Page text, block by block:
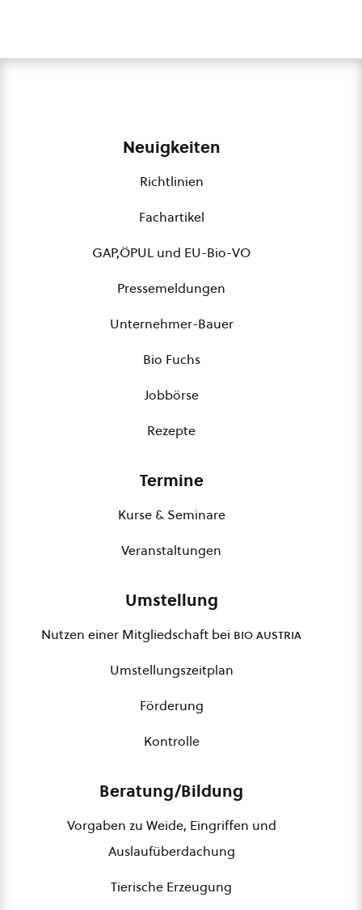
Neuigkeiten
Richtlinien
Fachartikel
GAP,ÖPUL und EU-Bio-VO
Pressemeldungen
Unternehmer-Bauer
Bio Fuchs
Jobbörse
Rezepte
Termine
Kurse & Seminare
Veranstaltungen
Umstellung
Nutzen einer Mitgliedschaft bei bio austria
Umstellungszeitplan
Förderung
Kontrolle
Beratung/Bildung
Vorgaben zu Weide, Eingriffen und
Auslaufüberdachung
Tierische Erzeugung